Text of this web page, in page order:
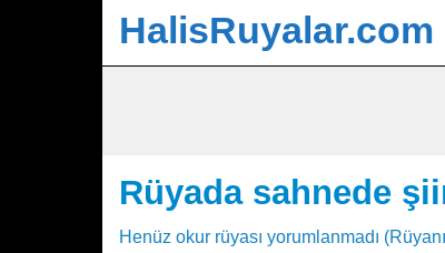
HalisRuyalar.com
Rüyada sahnede
Henüz okur rüyası yorumlanmadı